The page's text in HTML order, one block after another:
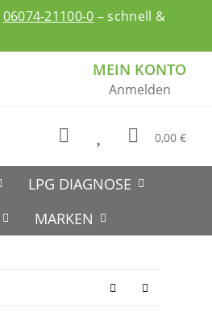
06074-21100-0 – schnell &
MEIN KONTO
Anmelden
0,00 €
LPG DIAGNOSE
MARKEN